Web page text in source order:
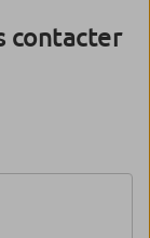
contacter